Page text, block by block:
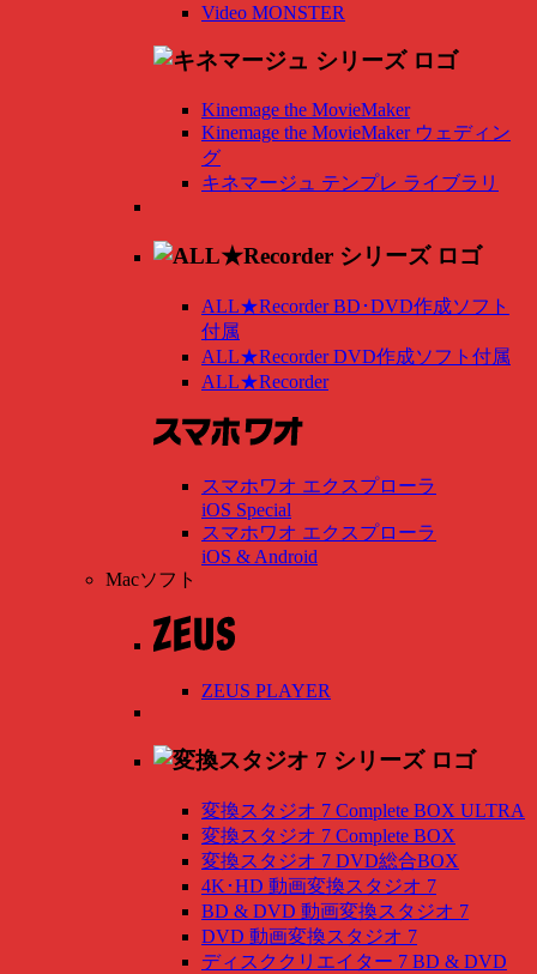
Video MONSTER
Kinemage the MovieMaker
Kinemage the MovieMaker ウェディン
グ
キネマージュ テンプレ ライブラリ
ALL★Recorder BD･DVD作成ソフト
付属
ALL★Recorder DVD作成ソフト付属
ALL★Recorder
スマホワオ エクスプローラ
iOS Special
スマホワオ エクスプローラ
iOS & Android
Macソフト
ZEUS PLAYER
変換スタジオ 7 Complete BOX ULTRA
変換スタジオ 7 Complete BOX
変換スタジオ 7 DVD総合BOX
4K･HD 動画変換スタジオ 7
BD & DVD 動画変換スタジオ 7
DVD 動画変換スタジオ 7
ディスククリエイター 7 BD & DVD